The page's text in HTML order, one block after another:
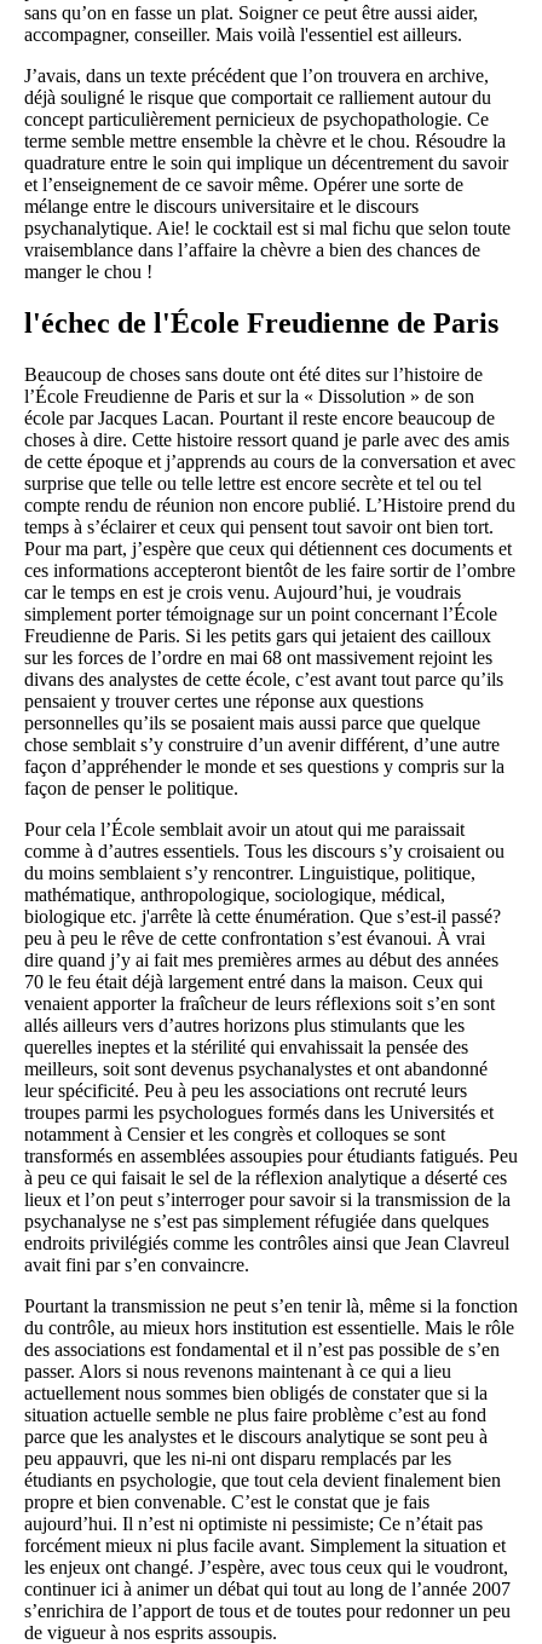
sans qu’on en fasse un plat. Soigner ce peut être aussi aider,
accompagner, conseiller. Mais voilà l'essentiel est ailleurs.
J’avais, dans un texte précédent que l’on trouvera en archive,
déjà souligné le risque que comportait ce ralliement autour du
concept particulièrement pernicieux de psychopathologie. Ce
terme semble mettre ensemble la chèvre et le chou. Résoudre la
quadrature entre le soin qui implique un décentrement du savoir
et l’enseignement de ce savoir même. Opérer une sorte de
mélange entre le discours universitaire et le discours
psychanalytique. Aie! le cocktail est si mal fichu que selon toute
vraisemblance dans l’affaire la chèvre a bien des chances de
manger le chou !
l'échec de l'École Freudienne de Paris
Beaucoup de choses sans doute ont été dites sur l’histoire de
l’École Freudienne de Paris et sur la « Dissolution » de son
école par Jacques Lacan. Pourtant il reste encore beaucoup de
choses à dire. Cette histoire ressort quand je parle avec des amis
de cette époque et j’apprends au cours de la conversation et avec
surprise que telle ou telle lettre est encore secrète et tel ou tel
compte rendu de réunion non encore publié. L’Histoire prend du
temps à s’éclairer et ceux qui pensent tout savoir ont bien tort.
Pour ma part, j’espère que ceux qui détiennent ces documents et
ces informations accepteront bientôt de les faire sortir de l’ombre
car le temps en est je crois venu. Aujourd’hui, je voudrais
simplement porter témoignage sur un point concernant l’École
Freudienne de Paris. Si les petits gars qui jetaient des cailloux
sur les forces de l’ordre en mai 68 ont massivement rejoint les
divans des analystes de cette école, c’est avant tout parce qu’ils
pensaient y trouver certes une réponse aux questions
personnelles qu’ils se posaient mais aussi parce que quelque
chose semblait s’y construire d’un avenir différent, d’une autre
façon d’appréhender le monde et ses questions y compris sur la
façon de penser le politique.
Pour cela l’École semblait avoir un atout qui me paraissait
comme à d’autres essentiels. Tous les discours s’y croisaient ou
du moins semblaient s’y rencontrer. Linguistique, politique,
mathématique, anthropologique, sociologique, médical,
biologique etc. j'arrête là cette énumération. Que s’est-il passé?
peu à peu le rêve de cette confrontation s’est évanoui. À vrai
dire quand j’y ai fait mes premières armes au début des années
70 le feu était déjà largement entré dans la maison. Ceux qui
venaient apporter la fraîcheur de leurs réflexions soit s’en sont
allés ailleurs vers d’autres horizons plus stimulants que les
querelles ineptes et la stérilité qui envahissait la pensée des
meilleurs, soit sont devenus psychanalystes et ont abandonné
leur spécificité. Peu à peu les associations ont recruté leurs
troupes parmi les psychologues formés dans les Universités et
notamment à Censier et les congrès et colloques se sont
transformés en assemblées assoupies pour étudiants fatigués. Peu
à peu ce qui faisait le sel de la réflexion analytique a déserté ces
lieux et l’on peut s’interroger pour savoir si la transmission de la
psychanalyse ne s’est pas simplement réfugiée dans quelques
endroits privilégiés comme les contrôles ainsi que Jean Clavreul
avait fini par s’en convaincre.
Pourtant la transmission ne peut s’en tenir là, même si la fonction
du contrôle, au mieux hors institution est essentielle. Mais le rôle
des associations est fondamental et il n’est pas possible de s’en
passer. Alors si nous revenons maintenant à ce qui a lieu
actuellement nous sommes bien obligés de constater que si la
situation actuelle semble ne plus faire problème c’est au fond
parce que les analystes et le discours analytique se sont peu à
peu appauvri, que les ni-ni ont disparu remplacés par les
étudiants en psychologie, que tout cela devient finalement bien
propre et bien convenable. C’est le constat que je fais
aujourd’hui. Il n’est ni optimiste ni pessimiste; Ce n’était pas
forcément mieux ni plus facile avant. Simplement la situation et
les enjeux ont changé. J’espère, avec tous ceux qui le voudront,
continuer ici à animer un débat qui tout au long de l’année 2007
s’enrichira de l’apport de tous et de toutes pour redonner un peu
de vigueur à nos esprits assoupis.